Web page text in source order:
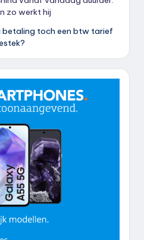
zo werkt hij
betaling toch een btw tarief